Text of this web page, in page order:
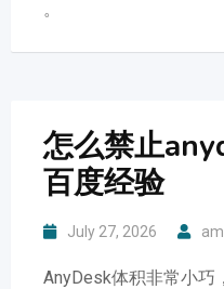
。
怎么禁止
百度经验
July 27, 2026
AnyDesk体积非常小巧